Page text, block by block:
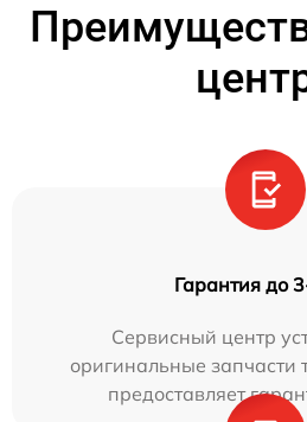
Гарантия до
Сервисный центр
оригинальные запчасти
предоставляет